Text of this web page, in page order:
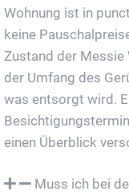
Wohnung ist in
keine
Zustand der Messie
der Umfang des
was entsorgt wird.
einen Überblick
Muss ich bei